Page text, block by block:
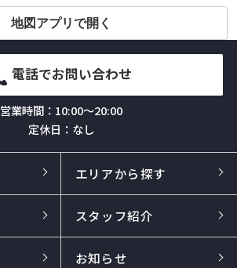
地図アプリで開く
電話でお問い合わせ
営業時間：10:00～20:00
定休日：なし
エリアから探す
スタッフ紹介
お知らせ